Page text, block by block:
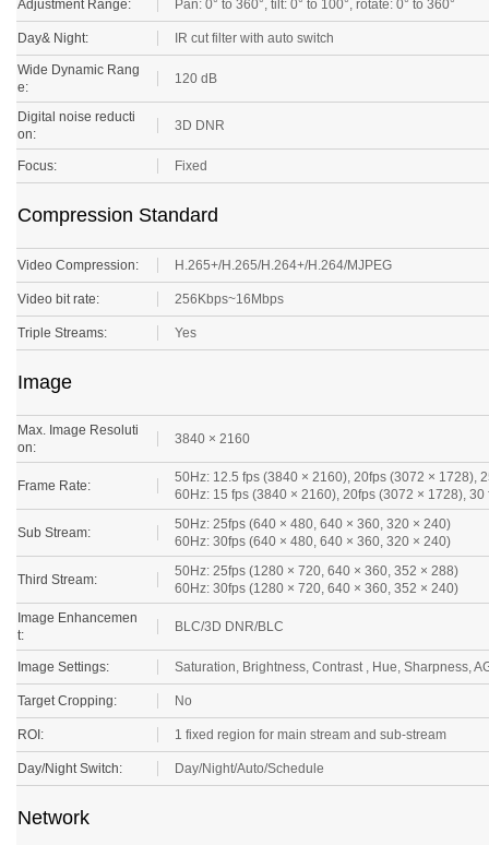
Day& Night: IR cut filter with auto switch
Wide Dynamic Rang
e:
Digital noise reducti
on:
Focus: Fixed
Video Compression: H.265+/H.265/H.264+/H.264/MJPEG
Video bit rate: 256Kbps~16Mbps
Triple Streams: Yes
Max. Image Resoluti
on:
50Hz: 12.5 fps (3840 × 2160), 20fps (3072 × 1728),
60Hz: 15 fps (3840 × 2160), 20fps (3072 × 1728),
50Hz: 25fps (640 × 480, 640 × 360, 320 × 240)
60Hz: 30fps (640 × 480, 640 × 360, 320 × 240)
50Hz: 25fps (1280 × 720, 640 × 360, 352 × 288)
60Hz: 30fps (1280 × 720, 640 × 360, 352 × 240)
Image Enhancemen
t:
Image Settings: Saturation, Brightness, Contrast , Hue, Sharpness,
Target Cropping: No
ROI: 1 fixed region for main stream and sub-stream
Day/Night Switch: Day/Night/Auto/Schedule